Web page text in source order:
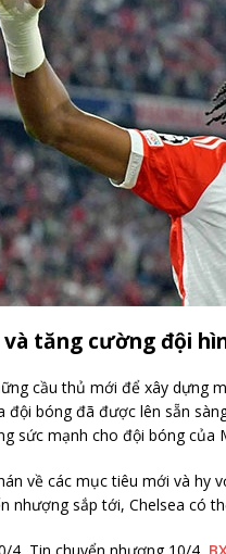
tăng cường đội
cầu thủ mới để xây dựng
bóng đã được lên sẵn
sức mạnh cho đội bóng của
về các mục tiêu mới và
nhượng sắp tới, Chelsea có